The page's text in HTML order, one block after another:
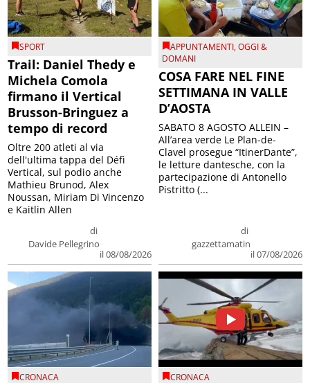
SPORT
Trail: Daniel Thedy e
Michela Comola
firmano il Vertical
Brusson-Bringuez a
tempo di record
di
Davide Pellegrino
il 08/08/2026
Oltre 200 atleti al via
dell'ultima tappa del Défì
Vertical, sul podio anche
Mathieu Brunod, Alex
Noussan, Miriam Di Vincenzo
e Kaitlin Allen
APPUNTAMENTI,OGGI &
DOMANI
COSA FARE NEL FINE
SETTIMANA IN VALLE
D’AOSTA
di
gazzettamatin
il 07/08/2026
SABATO 8 AGOSTO ALLEIN –
All’area verde Le Plan-de-
Clavel prosegue “ItinerDante”,
le letture dantesche, con la
partecipazione di Antonello
Pistritto (...
CRONACA CRONACA